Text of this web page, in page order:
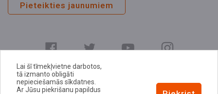
Pieteikties jaunumiem
E-adrese
Lai šī tīmekļvietne darbotos,
tā izmanto obligāti
nepieciešamās sīkdatnes.
Ar Jūsu piekrišanu papildus